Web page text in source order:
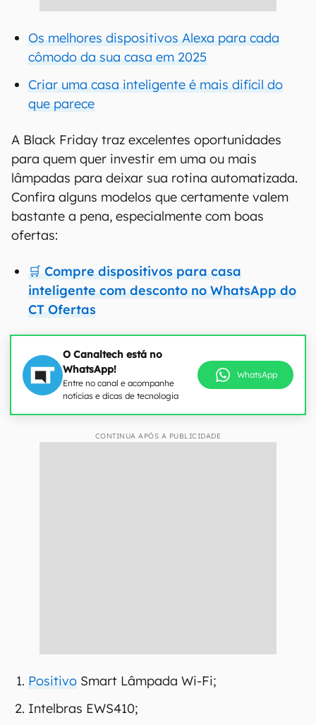
Os melhores dispositivos Alexa para cada
cômodo da sua casa em 2025
Criar uma casa inteligente é mais difícil do
que parece
A Black Friday traz excelentes oportunidades
para quem quer investir em uma ou mais
lâmpadas para deixar sua rotina automatizada.
Confira alguns modelos que certamente valem
bastante a pena, especialmente com boas
ofertas:
🛒 Compre dispositivos para casa
inteligente com desconto no WhatsApp do
CT Ofertas
O Canaltech está no
WhatsApp!
Entre no canal e acompanhe
notícias e dicas de tecnologia
WhatsApp
CONTINUA APÓS A PUBLICIDADE
Positivo Smart Lâmpada Wi-Fi;
Intelbras EWS410;